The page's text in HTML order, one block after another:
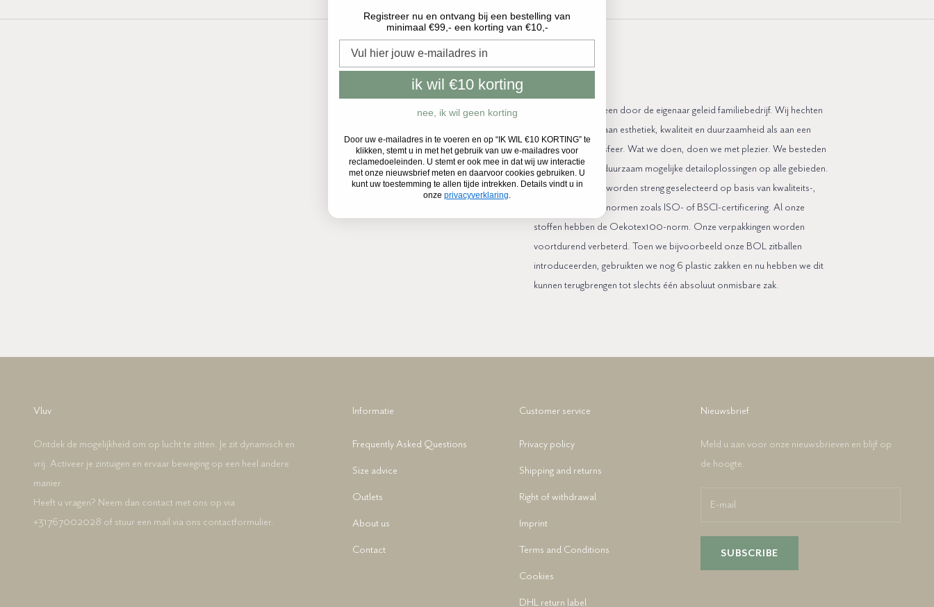
HOCK Design is een door de eigenaar geleid familiebedrijf. Wij hechten
evenveel waarde aan esthetiek, kwaliteit en duurzaamheid als aan een
ontspannen werksfeer. Wat we doen, doen we met plezier. We besteden
aandacht aan zo duurzaam mogelijke detailoplossingen op alle gebieden.
Onze fabrikanten worden streng geselecteerd op basis van kwaliteits-,
milieu- en sociale normen zoals ISO- of BSCI-certificering. Al onze
stoffen hebben de Oekotex100-norm. Onze verpakkingen worden
voortdurend verbeterd. Toen we bijvoorbeeld onze BOL zitballen
introduceerden, gebruikten we nog 6 plastic zakken en nu hebben we dit
kunnen terugbrengen tot slechts één absoluut onmisbare zak.
Vluv
Ontdek de mogelijkheid om op lucht te zitten. Je zit dynamisch en
vrij. Activeer je zintuigen en ervaar beweging op een heel andere
manier.
Heeft u vragen? Neem dan contact met ons op via
+31767002028 of stuur een mail via ons contactformulier.
Informatie
Frequently Asked Questions
Size advice
Outlets
About us
Contact
Customer service
Privacy policy
Shipping and returns
Right of withdrawal
Imprint
Terms and Conditions
Cookies
DHL return label
Nieuwsbrief
Meld u aan voor onze nieuwsbrieven en blijf op
de hoogte.
SUBSCRIBE
Registreer nu en ontvang bij een bestelling van
minimaal €99,- een korting van €10,-
ik wil €10 korting
nee, ik wil geen korting
Door uw e-mailadres in te voeren en op “IK WIL €10 KORTING” te
klikken, stemt u in met het gebruik van uw e-mailadres voor
reclamedoeleinden. U stemt er ook mee in dat wij uw interactie
met onze nieuwsbrief meten en daarvoor cookies gebruiken. U
kunt uw toestemming te allen tijde intrekken. Details vindt u in
onze privacyverklaring